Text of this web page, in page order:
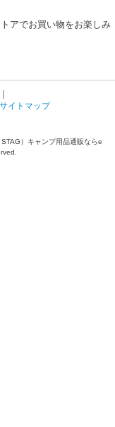
アでお買い物をお楽しみ
｜
サイトマップ
）キャンプ用品通販ならe